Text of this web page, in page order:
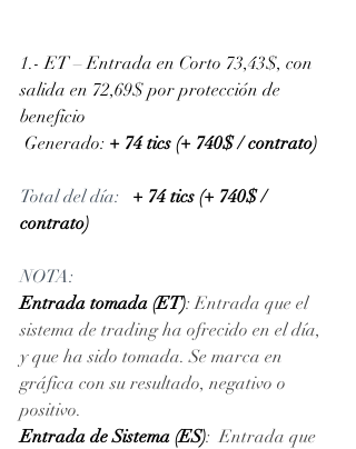
1.- ET – Entrada en Corto 73,43$, con
salida en 72,69$ por protección de
beneficio
Generado: + 74 tics (+ 740$ / contrato)
Total del día:
+ 74 tics (+ 740$ /
contrato)
NOTA:
Entrada tomada (ET): Entrada que el
sistema de trading ha ofrecido en el día,
y que ha sido tomada. Se marca en
gráfica con su resultado, negativo o
positivo.
Entrada de Sistema (ES):  Entrada que